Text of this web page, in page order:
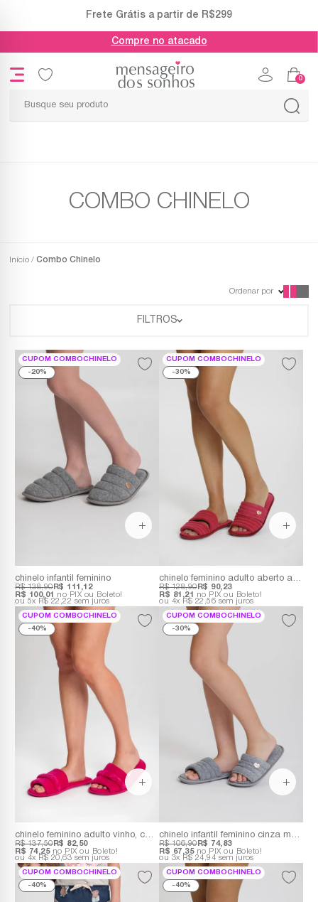
Frete Grátis a partir de R$299
Compre no atacado
0
COMBO CHINELO
Início Combo Chinelo
Ordenar por
FILTROS
20%
CUPOM COMBOCHINELO
chinelo infantil feminino
R$ 100,01 no PIX ou Boleto!
R$ 138,90R$ 111,12
5x R$ 22,22 sem juros
30%
CUPOM COMBOCHINELO
chinelo feminino adulto aberto azul e vermelho
R$ 81,21 no PIX ou Boleto!
R$ 128,90R$ 90,23
4x R$ 22,56 sem juros
40%
CUPOM COMBOCHINELO
chinelo feminino adulto vinho, chumbo, azul marinho e rosa
R$ 74,25no PIX ou Boleto!
R$ 137,50R$ 82,50
4x R$ 20,63 sem juros
30%
CUPOM COMBOCHINELO
chinelo infantil feminino cinza mescla
R$ 67,35no PIX ou Boleto!
R$ 106,90R$ 74,83
3x R$ 24,94 sem juros
40%
CUPOM COMBOCHINELO
40%
CUPOM COMBOCHINELO